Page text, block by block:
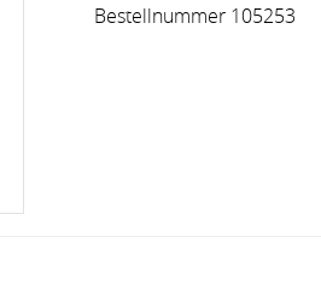
Bestellnummer 105253